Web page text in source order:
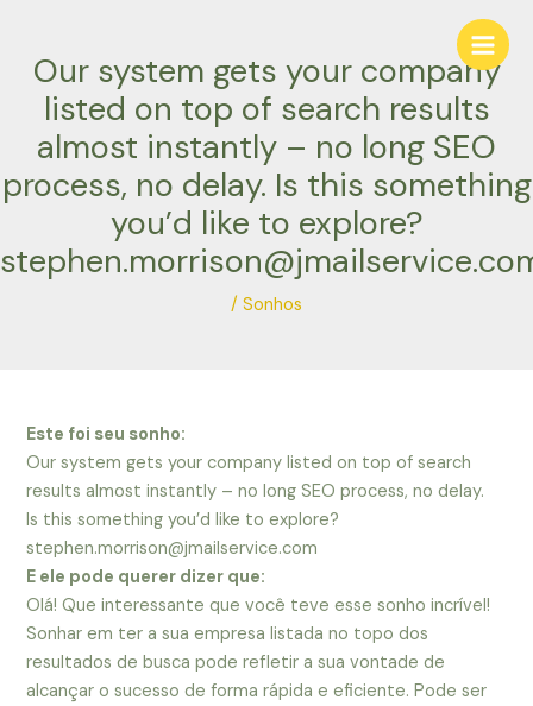
conteúdo
Main
Our system gets your company
listed on top of search results
almost instantly – no long SEO
process, no delay. Is this something
you’d like to explore?
/ Sonhos
Este foi seu sonho:
Our system gets your company listed on top of search
results almost instantly – no long SEO process, no delay.
Is this something you’d like to explore?
stephen.morrison@jmailservice.com
E ele pode querer dizer que:
Olá! Que interessante que você teve esse sonho incrível!
Sonhar em ter a sua empresa listada no topo dos
resultados de busca pode refletir a sua vontade de
alcançar o sucesso de forma rápida e eficiente. Pode ser
Post